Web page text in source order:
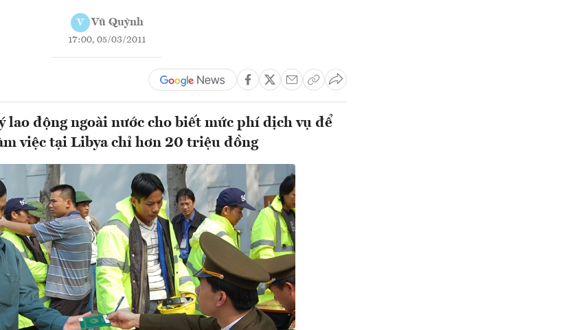
V Vũ Quỳnh
17:00, 05/03/2011
lao động ngoài nước cho biết mức phí dịch vụ để
việc tại Libya chỉ hơn 20 triệu đồng